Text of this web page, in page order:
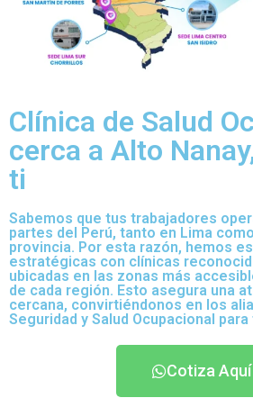
Clínica de Salud
cerca a Alto
ti
Sabemos que tus trabajadores
partes del Perú, tanto en Lima
provincia. Por esta razón, hemos
estratégicas con clínicas
ubicadas en las zonas más
de cada región. Esto asegura una
cercana, convirtiéndonos en los
Seguridad y Salud Ocupacional
Cotiza Aquí